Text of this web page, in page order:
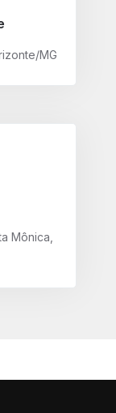
MG
Mônica,